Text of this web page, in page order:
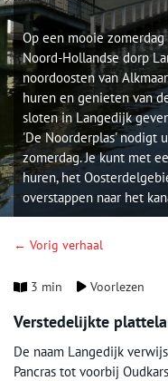
Op een mooie
Noord-Hollandse dorp
noordoosten van
huren en genieten van
sloten in Langedijk
'De Noorderplas' nodigt
zomerdag. Je kunt met
huren, het
overstappen naar het
← Vorig verhaal
3 min Voorlezen
Verstedelijkte
De naam Langedijk
Pancras tot voorbij